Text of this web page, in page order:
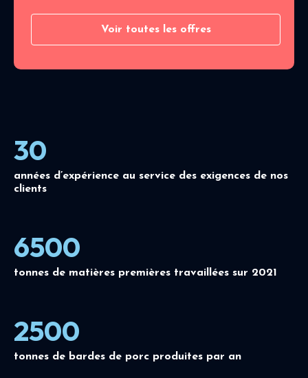
Voir toutes les offres
30
années d’expérience au service des exigences de nos
clients
6500
tonnes de matières premières travaillées sur 2021
2500
tonnes de bardes de porc produites par an